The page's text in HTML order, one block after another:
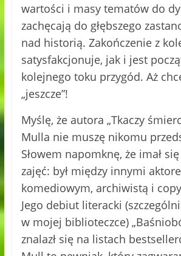
wartości i masy tematów do
zachęcają do głębszego
nad historią. Zakończenie z
satysfakcjonuje, jak i jest
kolejnego toku przygód. Aż
„jeszcze”!
Myślę, że autora „Tkaczy
Mulla nie muszę nikomu
Słowem napomknę, że imał
zajęć: był między innymi
komediowym, archiwistą i
Jego debiut literacki
w mojej biblioteczce)
znalazł się na listach